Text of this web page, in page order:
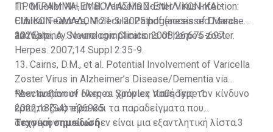
ΠΡΟΓΡΑΜΜΑ-ΕΜΒΟΛΙΑΣΜΩΝ-ΕΝΗΛΙΚΩΝ-ΚΑΙ-
ΕΙΔΙΚΩΝ-ΟΜΑΔΩΝ-21-3-2025.pdf(accessed March
2026).
11. Mueller NH, et al. Varicella Zoster Virus Infection:
Clinical Features, Molecular Pathogenesis of Disease
and Latency. Neurologic Clinics. 2008;26;675-697.
12. Volpi, A. Severe complications of herpes zoster.
Herpes. 2007;14 Suppl 2:35-9.
13. Cairns, D.M., et al. Potential Involvement of Varicella
Zoster Virus in Alzheimer’s Disease/Dementia via
Reactivation of Herpes Simplex Virus Type 1.
2022;18(S4): e06935.
*Δεν αυξάνουν όλες οι χρόνιες παθήσεις τον κίνδυνο
έρπητα ζωστήρα και τα παραδείγματα που
αναφέρονται εδώ δεν είναι μια εξαντλητική λίστα.3
Τεχνική σημείωση